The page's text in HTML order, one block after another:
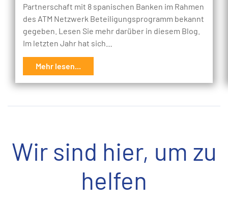
Partnerschaft mit 8 spanischen Banken im Rahmen
des ATM Netzwerk Beteiligungsprogramm bekannt
gegeben. Lesen Sie mehr darüber in diesem Blog.
Im letzten Jahr hat sich…
Mehr lesen...
Wir sind hier, um zu
helfen